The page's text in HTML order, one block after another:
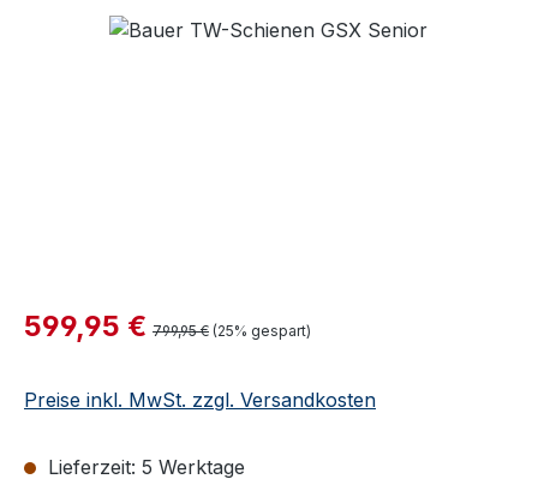
Bildergalerie überspringen
Verkaufspreis:
599,95 € Regulärer Preis:
799,95 € (25% gespart)
Preise inkl. MwSt. zzgl. Versandkosten
Lieferzeit: 5 Werktage